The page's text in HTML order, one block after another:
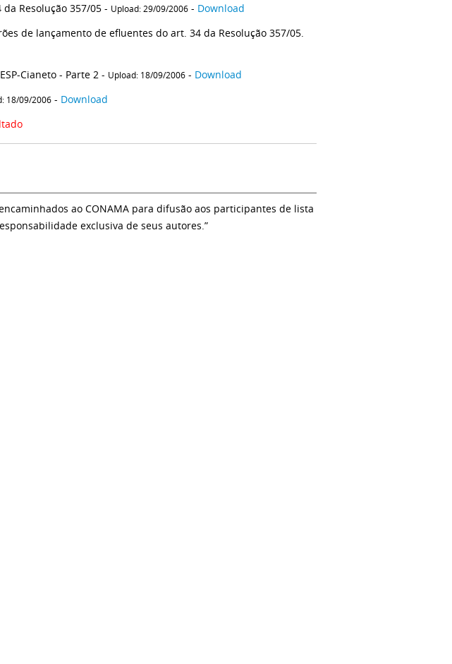
Resolução 357/05 - Upload: 29/09/2006 - Download
de lançamento de efluentes do art. 34 da Resolução 357/05.
Cianeto - Parte 2 - Upload: 18/09/2006 - Download
18/09/2006 - Download
ao CONAMA para difusão aos participantes de lista
exclusiva de seus autores.”